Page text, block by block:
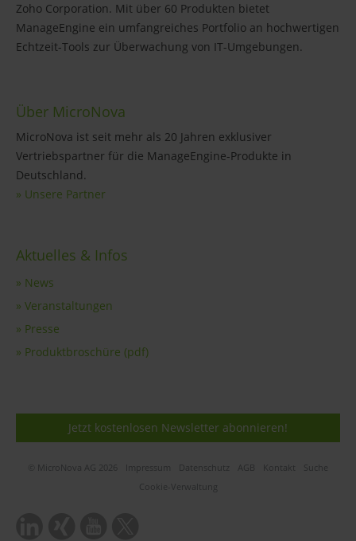
Zoho Corporation. Mit über 60 Produkten bietet
ManageEngine ein umfangreiches Portfolio an hochwertigen
Echtzeit-Tools zur Überwachung von IT-Umgebungen.
Über MicroNova
MicroNova ist seit mehr als 20 Jahren exklusiver
Vertriebspartner für die ManageEngine-Produkte in
Deutschland.
» Unsere Partner
Aktuelles & Infos
» News
» Veranstaltungen
» Presse
» Produktbroschüre (pdf)
Jetzt kostenlosen Newsletter abonnieren!
© MicroNova AG 2026 Impressum Datenschutz AGB Kontakt
Suche
Cookie-Verwaltung